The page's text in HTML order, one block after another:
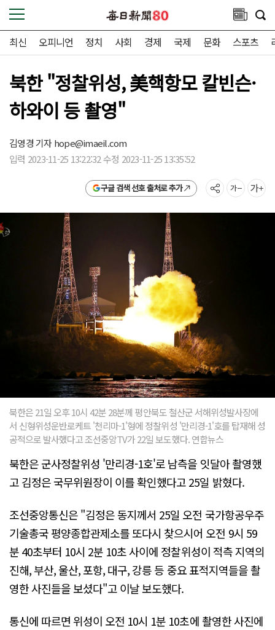
최신 오피니언 정치 사회 경제 국제 문화 스포츠
북한 "정찰위성, 美핵항모 칼빈슨·
하와이 등 촬영"
김영경 기자hope@imaeil.com
입력 2023-11-25 13:22:32 수정 2023-11-25 13:35:52
구글 검색 선호 출처로 추가
북한은 21일 오후 10시 42분 28분께 평안북도 철산군 서해위성발사장에
서 신형위성운반로케트 '천리마-1'형에 정찰위성 '만리경-1'호를 탑재해 성
공적으로 발사했다고 조선중앙TV가 22일 보도했다. 연합뉴스
북한은 군사정찰위성 '만리경-1호'로 남측을 잇달아 촬영했
고 김정은 국무위원장이 이를 확인했다고 25일 밝혔다.
조선중앙통신은 "김정은 동지께서 25일 오전 국가항공우주
기술총국 평양종합관제소를 또다시 찾으시어 오전 9시 59
분 40초부터 10시 2분 10초 사이에 정찰위성이 적측 지역의
진해, 부산, 울산, 포항, 대구, 강릉 등 중요 표적지역들을 촬
영한 사진들을 보셨다"고 이날 보도했다.
통신에 따르면 위성이 오전 10시 1분 10초에 촬영한 사진에